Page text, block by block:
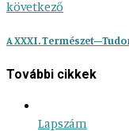
következő
A XXXI.
További cikkek
Lapszám